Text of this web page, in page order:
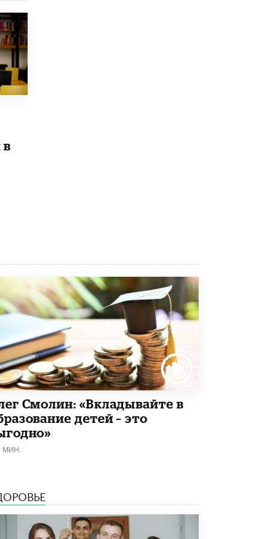
в
Школа «СКОЛКА» и Госкорпорация
«Росатом» подписали соглашение о
сотрудничестве
8 ИЮНЯ / ОБРАЗОВАТЕЛЬНАЯ ПОЛИТИКА
Депутаты призвали не отклонять
дипломы только из-за не пройденного
антиплагиата
5 ИЮНЯ /ЧТО ПРОИСХОДИТ?
Минпросвещения просят добавить в
школьные учебники примеры женщин-
инженеров
5 ИЮНЯ /
«Евгений Онегин» станет обязательным
для повторения в 10–11-х классах
Смолин: «Вкладывайте в
детей – это
МИН.